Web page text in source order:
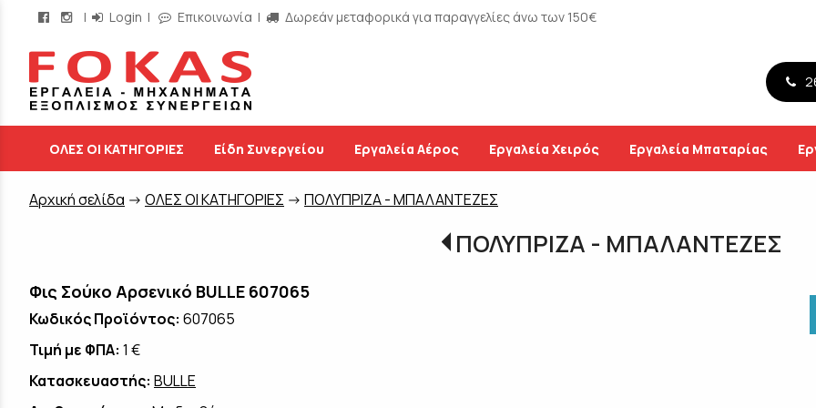
| Login | Επικοινωνία | Δωρεάν μεταφορικά για παραγγελίες άνω των 150€
/
ΟΛΕΣ ΟΙ ΚΑΤΗΓΟΡΙΕΣ Είδη Συνεργείου Εργαλεία Αέρος Εργαλεία Χειρός Εργαλεία Μπαταρίας
Aρχική σελίδα -> ΟΛΕΣ ΟΙ ΚΑΤΗΓΟΡΙΕΣ -> ΠΟΛΥΠΡΙΖΑ - ΜΠΑΛΑΝΤΕΖΕΣ
ΠΟΛΥΠΡΙΖΑ - ΜΠΑΛΑΝΤΕΖΕΣ
Φις Σούκο Αρσενικό BULLE 607065
Κωδικός Προϊόντος: 607065
Τιμή με ΦΠΑ: 1 €
Κατασκευαστής: BULLE